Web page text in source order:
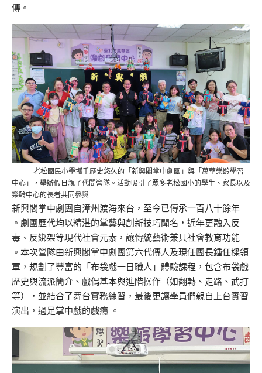
傳。
老松國民小學攜手歷史悠久的「新興閣掌中劇團」與「萬華樂齡學習
中心」，舉辦假日親子代間營隊。活動吸引了眾多老松國小的學生、家長以及
樂齡中心的長者共同參與
新興閣掌中劇團自漳州渡海來台，至今已傳承一百八十餘年
。劇團歷代均以精湛的掌藝與創新技巧聞名，近年更融入反
毒、反綁架等現代社會元素，讓傳統藝術兼具社會教育功能
。本次營隊由新興閣掌中劇團第六代傳人及現任團長鍾任樑領
軍，規劃了豐富的「布袋戲一日職人」體驗課程，包含布袋戲
歷史與流派簡介、戲偶基本與進階操作（如翻轉、走路、武打
等），並結合了舞台實務練習，最後更讓學員們親自上台實習
演出，過足掌中戲的戲癮 。